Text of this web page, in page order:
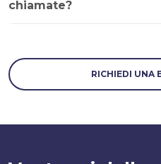
chiamate?
RICHIEDI UNA